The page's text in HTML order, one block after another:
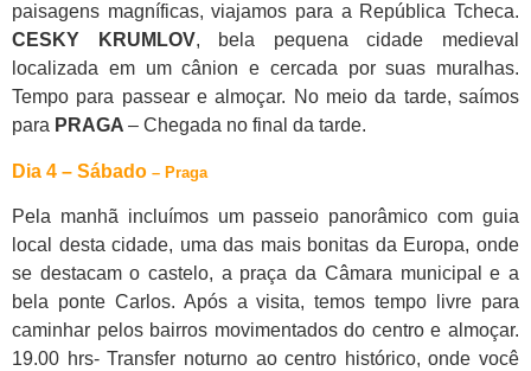
paisagens magníficas, viajamos para a República Tcheca.
CESKY KRUMLOV, bela pequena cidade medieval
localizada em um cânion e cercada por suas muralhas.
Tempo para passear e almoçar. No meio da tarde, saímos
para PRAGA – Chegada no final da tarde.
Dia 4 – Sábado – Praga
Pela manhã incluímos um passeio panorâmico com guia
local desta cidade, uma das mais bonitas da Europa, onde
se destacam o castelo, a praça da Câmara municipal e a
bela ponte Carlos. Após a visita, temos tempo livre para
caminhar pelos bairros movimentados do centro e almoçar.
19.00 hrs- Transfer noturno ao centro histórico, onde você